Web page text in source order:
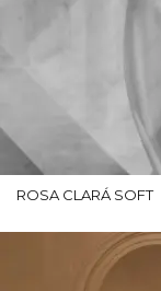
ROSA CLARÁ SOFT